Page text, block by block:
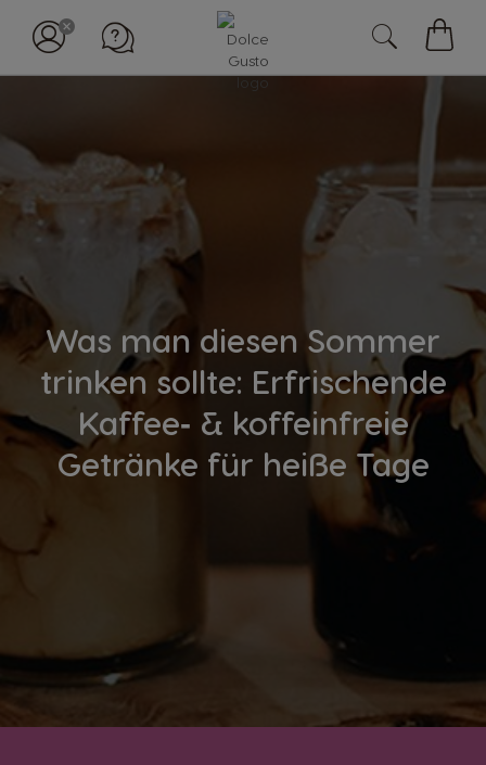
Was man diesen Sommer
trinken sollte: Erfrischende
Kaffee‑ & koffeinfreie
Getränke für heiße Tage